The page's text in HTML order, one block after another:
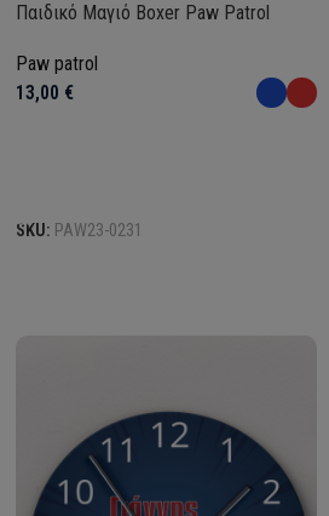
Παιδικό Μαγιό Boxer Paw Patrol
Paw patrol
13,00 €
SKU: PAW23-0231